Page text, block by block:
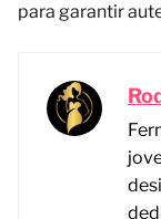
para garantir